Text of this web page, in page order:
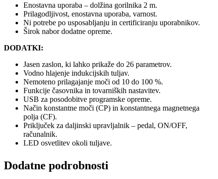
Enostavna uporaba – dolžina gorilnika 2 m.
Prilagodljivost, enostavna uporaba, varnost.
Ni potrebe po usposabljanju in certificiranju uporabnikov.
Širok nabor dodatne opreme.
DODATKI:
Jasen zaslon, ki lahko prikaže do 26 parametrov.
Vodno hlajenje indukcijskih tuljav.
Nemoteno prilagajanje moči od 10 do 100 %.
Funkcije časovnika in tovarniških nastavitev.
USB za posodobitve programske opreme.
Način konstantne moči (CP) in konstantnega magnetnega
polja (CF).
Priključek za daljinski upravljalnik – pedal, ON/OFF,
računalnik.
LED osvetlitev okoli tuljave.
Dodatne podrobnosti